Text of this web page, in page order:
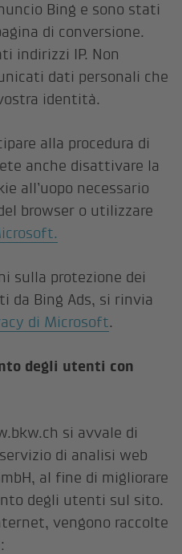
Bing e sono stati
di conversione.
indirizzi IP. Non
dati personali che
identità.
alla procedura di
anche disattivare la
all’uopo necessario
browser o utilizzare
sulla protezione dei
da Bing Ads, si rinvia
di Microsoft.
degli utenti con
si avvale di
di analisi web
al fine di migliorare
degli utenti sul sito.
vengono raccolte